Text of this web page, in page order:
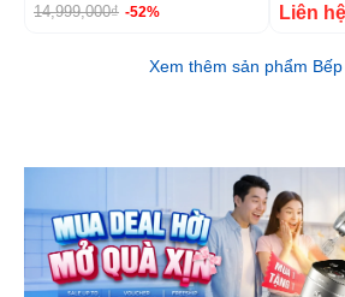
14,999,000₫ -52% Liên hệ
Xem thêm sản phẩm